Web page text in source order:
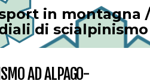
in montagna
di
AD ALPAGO-